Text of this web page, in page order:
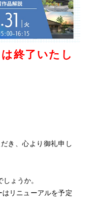
終了いたし
き、心より御礼申し
ょうか。
リニューアルを予定